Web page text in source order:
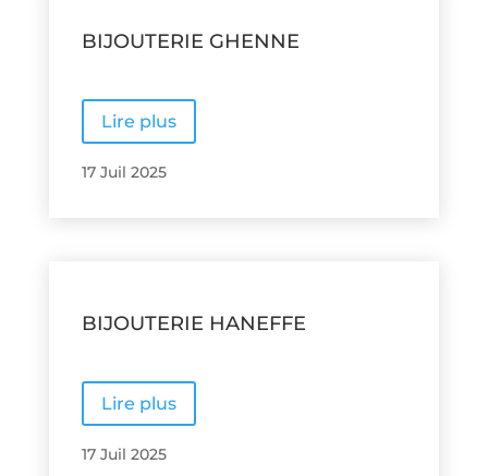
BIJOUTERIE GHENNE
Lire plus
17 Juil 2025
BIJOUTERIE HANEFFE
Lire plus
17 Juil 2025